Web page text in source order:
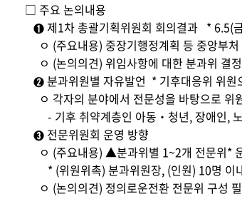
□ 주요 논의내용
➊ 제1차 총괄기획위원회 회의결과 * 6.5(
ㅇ (주요내용) 중장기행정계획 등 중앙부
ㅇ (논의의견) 위임사항에 대한 분과위 결
➋ 분과위원별 자유발언 * 기후대응위 위
ㅇ 각자의 분야에서 전문성을 바탕으로 위
- 기후 취약계층인 아동‧청년, 장애인, 노
➌ 전문위원회 운영 방향
ㅇ (주요내용) ▲분과위별 1~2개 전문위*
* (위원위촉) 분과위원장, (인원) 10명 이
ㅇ (논의의견) 정의로운전환 전문위 구성